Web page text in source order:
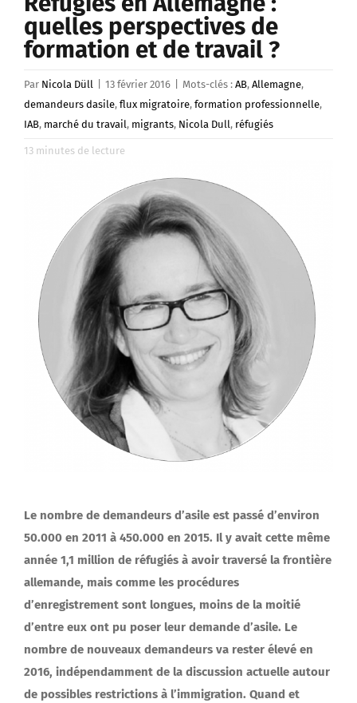
quelles perspectives de
formation et de travail ?
Par Nicola Düll 13 février 2016 Mots-clés : AB, Allemagne,
demandeurs dasile, flux migratoire, formation professionnelle,
IAB, marché du travail, migrants, Nicola Dull, réfugiés
13 minutes de lecture
Le nombre de demandeurs d’asile est passé d’environ
50.000 en 2011 à 450.000 en 2015. Il y avait cette même
année 1,1 million de réfugiés à avoir traversé la frontière
allemande, mais comme les procédures
d’enregistrement sont longues, moins de la moitié
d’entre eux ont pu poser leur demande d’asile. Le
nombre de nouveaux demandeurs va rester élevé en
2016, indépendamment de la discussion actuelle autour
de possibles restrictions à l’immigration. Quand et